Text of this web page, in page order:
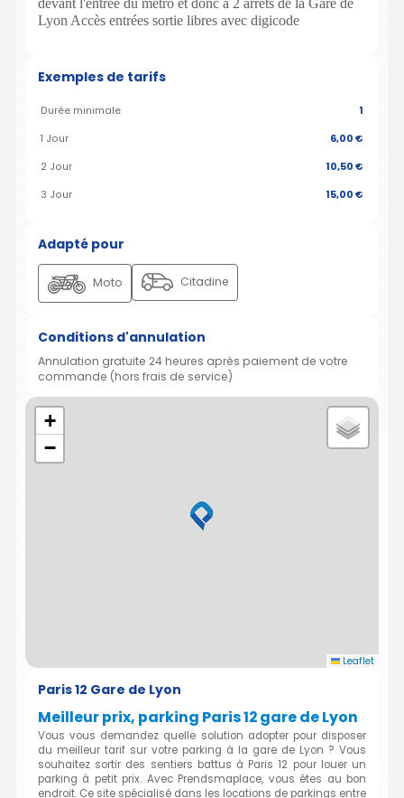
devant l'entrée du métro et donc à 2 arrêts de la Gare de
Lyon Accès entrées sortie libres avec digicode
Exemples de tarifs
Durée minimale 1
1 Jour 6,00 €
2 Jour 10,50 €
3 Jour 15,00 €
Adapté pour
Moto Citadine
Conditions d'annulation
Annulation gratuite 24 heures après paiement de votre
commande (hors frais de service)
+
−
Leaflet
Paris 12 Gare de Lyon
Meilleur prix, parking Paris 12 gare de Lyon
Vous vous demandez quelle solution adopter pour disposer
du meilleur tarif sur votre parking à la gare de Lyon ? Vous
souhaitez sortir des sentiers battus à Paris 12 pour louer un
parking à petit prix. Avec Prendsmaplace, vous êtes au bon
endroit. Ce site spécialisé dans les locations de parkings entre